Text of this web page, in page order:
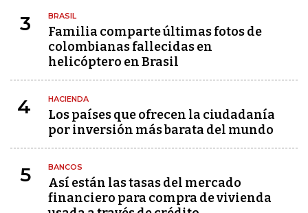
3 BRASIL
Familia comparte últimas fotos de
colombianas fallecidas en
helicóptero en Brasil
4 HACIENDA
Los países que ofrecen la ciudadanía
por inversión más barata del mundo
5 BANCOS
Así están las tasas del mercado
financiero para compra de vivienda